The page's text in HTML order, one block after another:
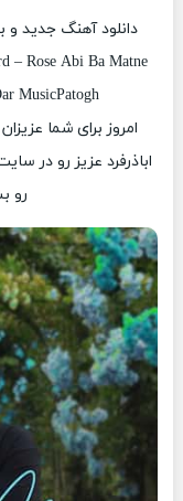
دانلود آهنگ جدید و
– Rose Abi Ba Matne
MusicPatogh
امروز برای شما
اباذرفرد عزیز رو در
رو